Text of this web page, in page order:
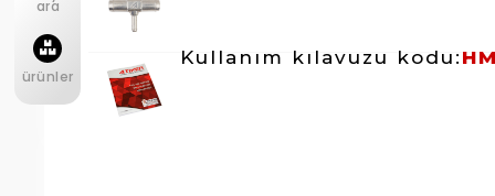
Kullanım kılavuzu kodu:
ara
ürünler